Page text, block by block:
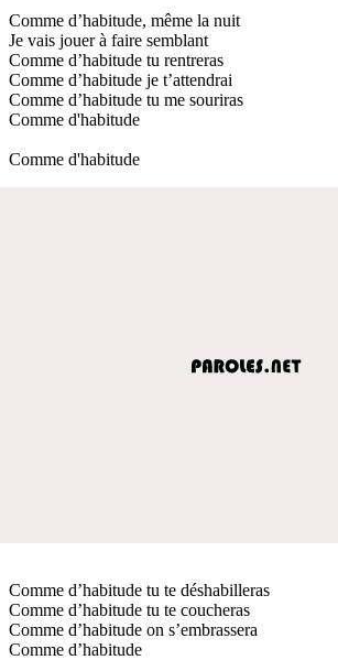
Comme d’habitude, même la nuit
Je vais jouer à faire semblant
Comme d’habitude tu rentreras
Comme d’habitude je t’attendrai
Comme d’habitude tu me souriras
Comme d'habitude
Comme d'habitude
Comme d’habitude tu te déshabilleras
Comme d’habitude tu te coucheras
Comme d’habitude on s’embrassera
Comme d’habitude